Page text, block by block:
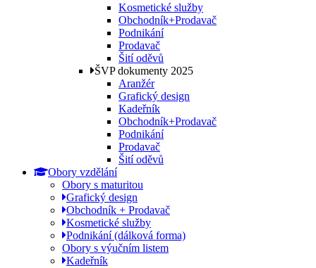
Kosmetické služby
Obchodník+Prodavač
Podnikání
Prodavač
Šití oděvů
ŠVP dokumenty 2025
Aranžér
Grafický design
Kadeřník
Obchodník+Prodavač
Podnikání
Prodavač
Šití oděvů
Obory vzdělání
Obory s maturitou
Grafický design
Obchodník + Prodavač
Kosmetické služby
Podnikání (dálková forma)
Obory s výučním listem
Kadeřník